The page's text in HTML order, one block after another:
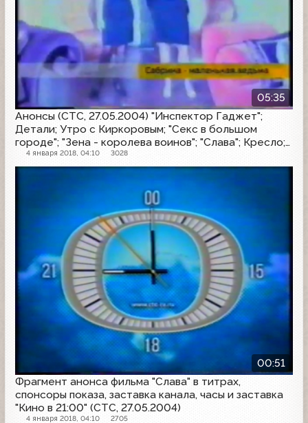
05:35
Анонсы (СТС, 27.05.2004) "Инспектор Гаджет";
Детали; Утро с Киркоровым; "Секс в большом
городе"; "Зена - королева воинов"; "Слава"; Кресло;
"Чудеса науки"
4 января 2018, 04:10 3028
00:51
Фрагмент анонса фильма "Слава" в титрах,
спонсоры показа, заставка канала, часы и заставка
"Кино в 21:00" (СТС, 27.05.2004)
4 января 2018, 04:10 2705